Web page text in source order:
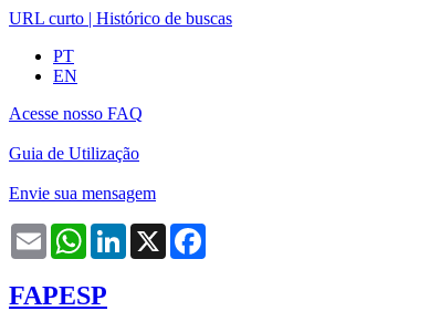
URL curto | Histórico de buscas
PT
EN
Acesse nosso FAQ
Guia de Utilização
Envie sua mensagem
Email WhatsAppLinkedIn
X
FAPESP